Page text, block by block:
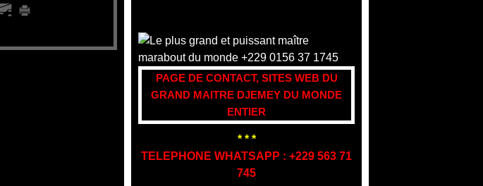
PAGE DE CONTACT, SITES WEB DU
GRAND MAITRE DJEMEY DU MONDE
ENTIER
* * *
TELEPHONE WHATSAPP : +229 563 71
745